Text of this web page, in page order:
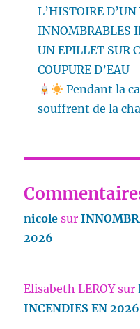
L’HISTOIRE
INNOMBRABLES
UN EPILLET SUR
COUPURE D’EAU
Pendant la
souffrent de la
nicole sur
2026
Elisabeth LEROYsur
INCENDIES EN 2026